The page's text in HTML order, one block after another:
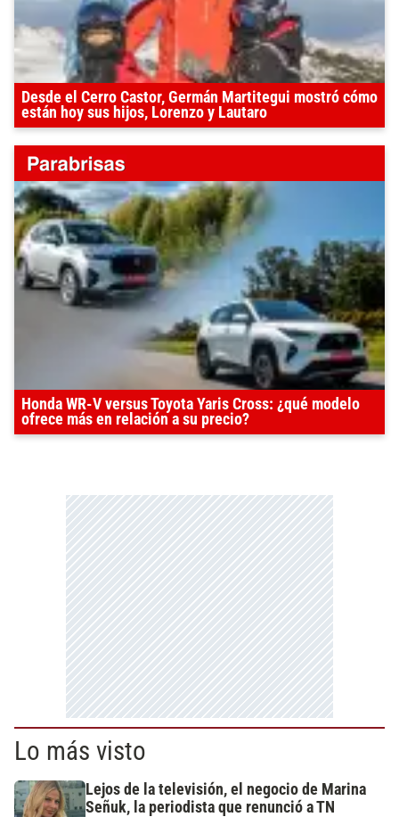
Desde el Cerro Castor, Germán Martitegui mostró cómo
están hoy sus hijos, Lorenzo y Lautaro
Honda WR-V versus Toyota Yaris Cross: ¿qué modelo
ofrece más en relación a su precio?
Lo más visto
Lejos de la televisión, el negocio de Marina
Señuk, la periodista que renunció a TN